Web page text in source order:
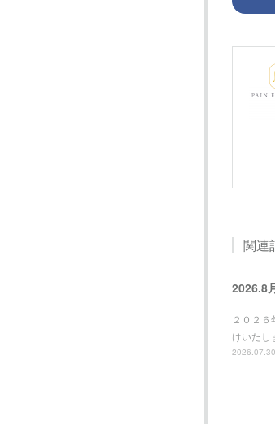
関連
2026.8
２０２
けいたし